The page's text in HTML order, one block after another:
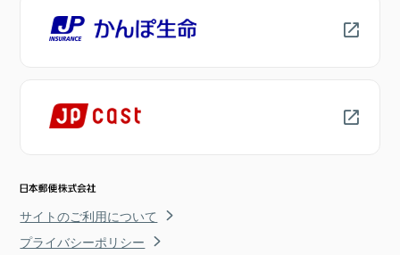
サイトのご利用について
プライバシーポリシー